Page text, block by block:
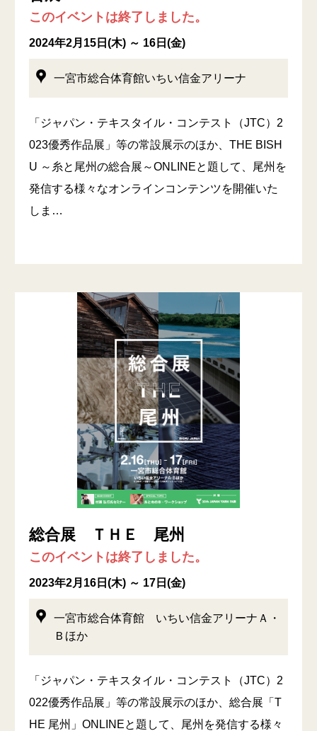
このイベントは終了しました。
2024年2月15日(木) ～ 16日(金)
一宮市総合体育館いちい信金アリーナ
「ジャパン・テキスタイル・コンテスト（JTC）2
023優秀作品展」等の常設展示のほか、THE BISH
U ～糸と尾州の総合展～ONLINEと題して、尾州を
発信する様々なオンラインコンテンツを開催いた
しま…
総合展 ＴＨＥ 尾州
このイベントは終了しました。
2023年2月16日(木) ～ 17日(金)
一宮市総合体育館 いちい信金アリーナＡ・
Ｂほか
「ジャパン・テキスタイル・コンテスト（JTC）2
022優秀作品展」等の常設展示のほか、総合展「T
HE 尾州」ONLINEと題して、尾州を発信する様々